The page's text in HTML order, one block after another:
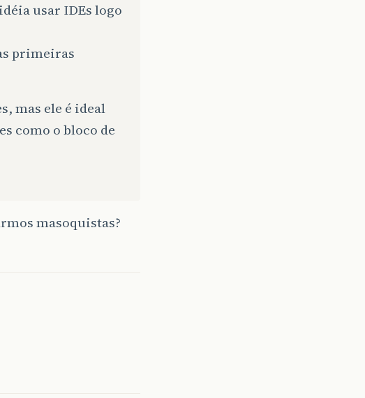
usar IDEs logo
primeiras
mas ele é ideal
como o bloco de
masoquistas?